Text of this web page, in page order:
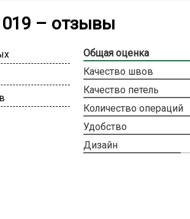
– отзывы
Общая оценка
Качество швов
Качество петель
Количество операций
Удобство
Дизайн